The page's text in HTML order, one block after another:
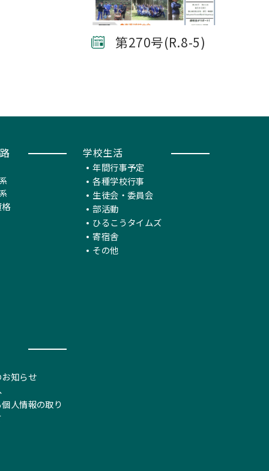
第270号(R.8-5)
学校生活
年間行事予定
各種学校行事
生徒会・委員会
部活動
ひるこうタイムズ
寄宿舎
その他
知らせ
人情報の取り